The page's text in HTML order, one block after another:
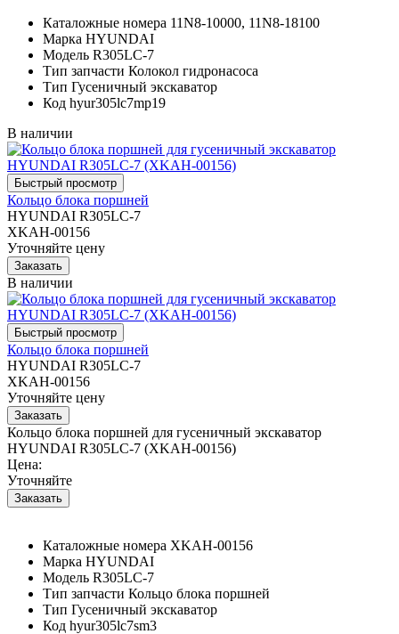
Каталожные номера 11N8-10000, 11N8-18100
Марка HYUNDAI
Модель R305LC-7
Тип запчасти Колокол гидронасоса
Тип Гусеничный экскаватор
Код hyur305lc7mp19
В наличии
Кольцо блока поршней
HYUNDAI R305LC-7
XKAH-00156
Уточняйте цену
В наличии
Кольцо блока поршней
HYUNDAI R305LC-7
XKAH-00156
Уточняйте цену
Кольцо блока поршней для гусеничный экскаватор
HYUNDAI R305LC-7 (XKAH-00156)
Цена:
Уточняйте
Каталожные номера XKAH-00156
Марка HYUNDAI
Модель R305LC-7
Тип запчасти Кольцо блока поршней
Тип Гусеничный экскаватор
Код hyur305lc7sm3